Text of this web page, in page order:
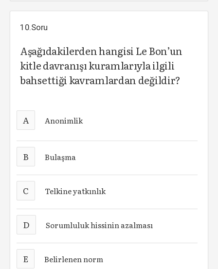
10.Soru
Aşağıdakilerden hangisi Le Bon’un
kitle davranışı kuramlarıyla ilgili
bahsettiği kavramlardan değildir?
A Anonimlik
B Bulaşma
C Telkine yatkınlık
D Sorumluluk hissinin azalması
E Belirlenen norm